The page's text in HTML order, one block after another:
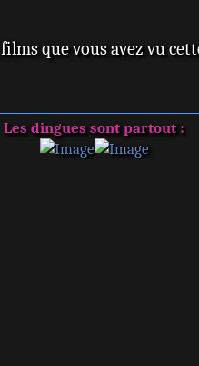
que vous avez vu
Les dingues sont partout :